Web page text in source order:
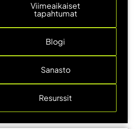
Viimeaikaiset
tapahtumat
Blogi
Sanasto
Resurssit